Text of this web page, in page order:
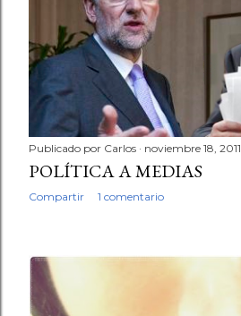
Publicado por Carlos noviembre 18, 2011
POLÍTICA A MEDIAS
Compartir 1 comentario